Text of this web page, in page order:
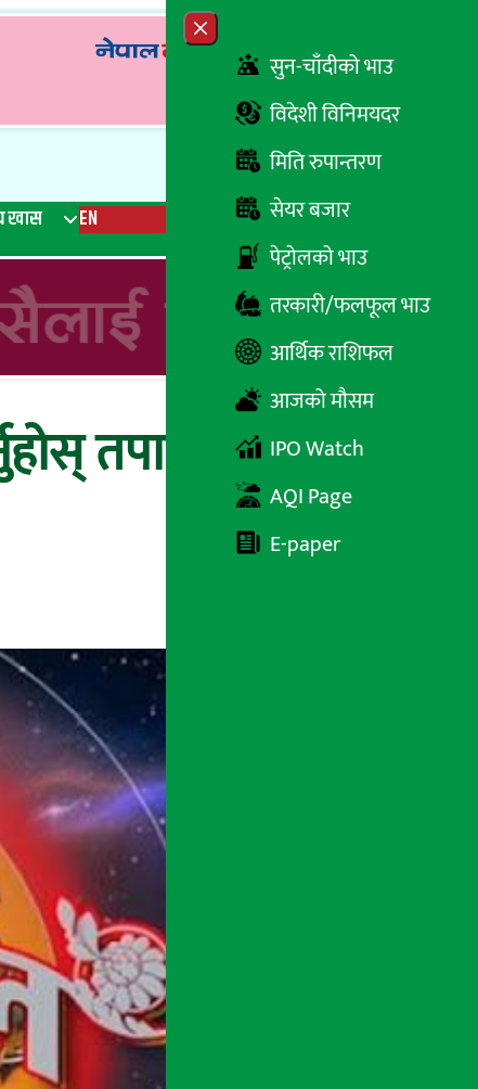
Close menu
सुन-चाँदीको भाउ
विदेशी विनिमयदर
मिति रुपान्तरण
सेयर बजार
पेट्रोलको भाउ
तरकारी/फलफूल भाउ
आर्थिक राशिफल
आजको मौसम
IPO Watch
AQI Page
E-paper
खास EN रेडियो
तपाईको आजको